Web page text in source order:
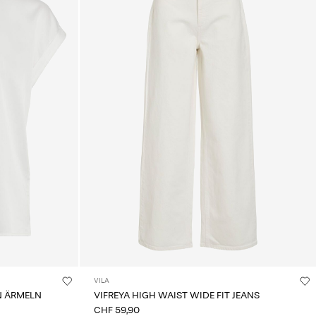
ÄRMELN
VILA
VIFREYA HIGH WAIST WIDE FIT JEANS
CHF 59,90